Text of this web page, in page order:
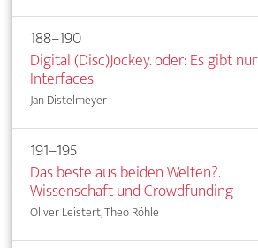
188–190
Digital (Disc)Jockey. oder: Es gibt nur
Interfaces
Jan Distelmeyer
191–195
Das beste aus beiden Welten?.
Wissenschaft und Crowdfunding
Oliver Leistert, Theo Röhle